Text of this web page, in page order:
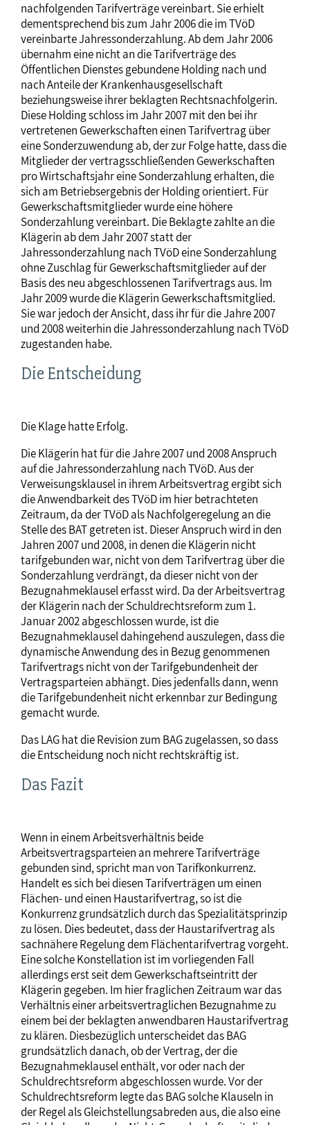
nachfolgenden Tarifverträge vereinbart. Sie erhielt
dementsprechend bis zum Jahr 2006 die im TVöD
vereinbarte Jahressonderzahlung. Ab dem Jahr 2006
übernahm eine nicht an die Tarifverträge des
Öffentlichen Dienstes gebundene Holding nach und
nach Anteile der Krankenhausgesellschaft
beziehungsweise ihrer beklagten Rechtsnachfolgerin.
Diese Holding schloss im Jahr 2007 mit den bei ihr
vertretenen Gewerkschaften einen Tarifvertrag über
eine Sonderzuwendung ab, der zur Folge hatte, dass die
Mitglieder der vertragsschließenden Gewerkschaften
pro Wirtschaftsjahr eine Sonderzahlung erhalten, die
sich am Betriebsergebnis der Holding orientiert. Für
Gewerkschaftsmitglieder wurde eine höhere
Sonderzahlung vereinbart. Die Beklagte zahlte an die
Klägerin ab dem Jahr 2007 statt der
Jahressonderzahlung nach TVöD eine Sonderzahlung
ohne Zuschlag für Gewerkschaftsmitglieder auf der
Basis des neu abgeschlossenen Tarifvertrags aus. Im
Jahr 2009 wurde die Klägerin Gewerkschaftsmitglied.
Sie war jedoch der Ansicht, dass ihr für die Jahre 2007
und 2008 weiterhin die Jahressonderzahlung nach TVöD
zugestanden habe.
Die Entscheidung
Die Klage hatte Erfolg.
Die Klägerin hat für die Jahre 2007 und 2008 Anspruch
auf die Jahressonderzahlung nach TVöD. Aus der
Verweisungsklausel in ihrem Arbeitsvertrag ergibt sich
die Anwendbarkeit des TVöD im hier betrachteten
Zeitraum, da der TVöD als Nachfolgeregelung an die
Stelle des BAT getreten ist. Dieser Anspruch wird in den
Jahren 2007 und 2008, in denen die Klägerin nicht
tarifgebunden war, nicht von dem Tarifvertrag über die
Sonderzahlung verdrängt, da dieser nicht von der
Bezugnahmeklausel erfasst wird. Da der Arbeitsvertrag
der Klägerin nach der Schuldrechtsreform zum 1.
Januar 2002 abgeschlossen wurde, ist die
Bezugnahmeklausel dahingehend auszulegen, dass die
dynamische Anwendung des in Bezug genommenen
Tarifvertrags nicht von der Tarifgebundenheit der
Vertragsparteien abhängt. Dies jedenfalls dann, wenn
die Tarifgebundenheit nicht erkennbar zur Bedingung
gemacht wurde.
Das LAG hat die Revision zum BAG zugelassen, so dass
die Entscheidung noch nicht rechtskräftig ist.
Das Fazit
Wenn in einem Arbeitsverhältnis beide
Arbeitsvertragsparteien an mehrere Tarifverträge
gebunden sind, spricht man von Tarifkonkurrenz.
Handelt es sich bei diesen Tarifverträgen um einen
Flächen- und einen Haustarifvertrag, so ist die
Konkurrenz grundsätzlich durch das Spezialitätsprinzip
zu lösen. Dies bedeutet, dass der Haustarifvertrag als
sachnähere Regelung dem Flächentarifvertrag vorgeht.
Eine solche Konstellation ist im vorliegenden Fall
allerdings erst seit dem Gewerkschaftseintritt der
Klägerin gegeben. Im hier fraglichen Zeitraum war das
Verhältnis einer arbeitsvertraglichen Bezugnahme zu
einem bei der beklagten anwendbaren Haustarifvertrag
zu klären. Diesbezüglich unterscheidet das BAG
grundsätzlich danach, ob der Vertrag, der die
Bezugnahmeklausel enthält, vor oder nach der
Schuldrechtsreform abgeschlossen wurde. Vor der
Schuldrechtsreform legte das BAG solche Klauseln in
der Regel als Gleichstellungsabreden aus, die also eine